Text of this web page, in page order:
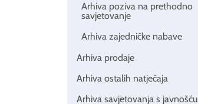
Arhiva poziva na prethodno
savjetovanje
Arhiva zajedničke nabave
Arhiva prodaje
Arhiva ostalih natječaja
Arhiva savjetovanja s javnošću